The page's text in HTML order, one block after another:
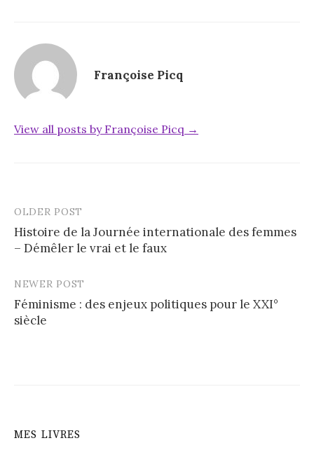
Françoise Picq
View all posts by Françoise Picq →
Post
navigation
OLDER POST
Histoire de la Journée internationale des femmes
– Démêler le vrai et le faux
NEWER POST
Féminisme : des enjeux politiques pour le XXI°
siècle
MES LIVRES